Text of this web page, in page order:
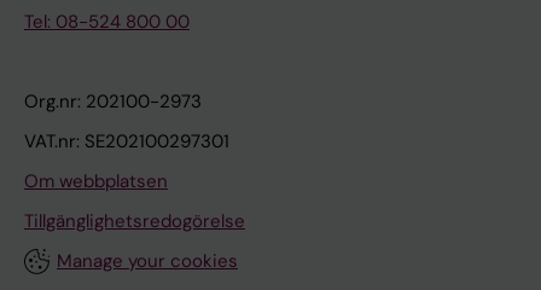
Tel: 08-524 800 00
Org.nr: 202100-2973
VAT.nr: SE202100297301
Om webbplatsen
Tillgänglighetsredogörelse
Manage your cookies